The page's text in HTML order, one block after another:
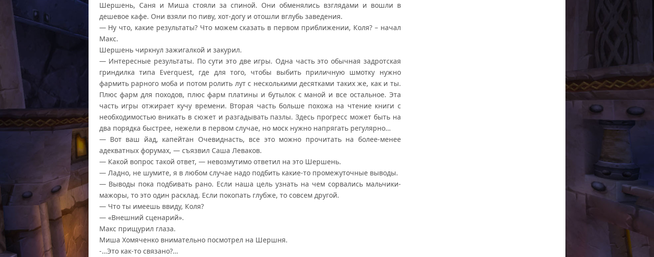
Шершень, Саня и Миша стояли за спиной. Они обменялись взглядами и вошли в
дешевое кафе. Они взяли по пиву, хот-догу и отошли вглубь заведения.
— Ну что, какие результаты? Что можем сказать в первом приближении, Коля? – начал
Макс.
Шершень чиркнул зажигалкой и закурил.
— Интересные результаты. По сути это две игры. Одна часть это обычная задротская
гриндилка типа Everquest, где для того, чтобы выбить приличную шмотку нужно
фармить рарного моба и потом ролить лут с несколькими десятками таких же, как и ты.
Плюс фарм для походов, плюс фарм платины и бутылок с маной и все остальное. Эта
часть игры отжирает кучу времени. Вторая часть больше похожа на чтение книги с
необходимостью вникать в сюжет и разгадывать пазлы. Здесь прогресс может быть на
два порядка быстрее, нежели в первом случае, но моск нужно напрягать регулярно…
— Вот ваш йад, капейтан Очевиднасть, все это можно прочитать на более-менее
адекватных форумах, — съязвил Саша Леваков.
— Какой вопрос такой ответ, — невозмутимо ответил на это Шершень.
— Ладно, не шумите, я в любом случае надо подбить какие-то промежуточные выводы.
— Выводы пока подбивать рано. Если наша цель узнать на чем сорвались мальчики-
мажоры, то это один расклад. Если покопать глубже, то совсем другой.
— Что ты имеешь ввиду, Коля?
— «Внешний сценарий».
Макс прищурил глаза.
Миша Хомяченко внимательно посмотрел на Шершня.
-…Это как-то связано?…